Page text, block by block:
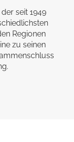
seit 1949
Regionen
zu seinen